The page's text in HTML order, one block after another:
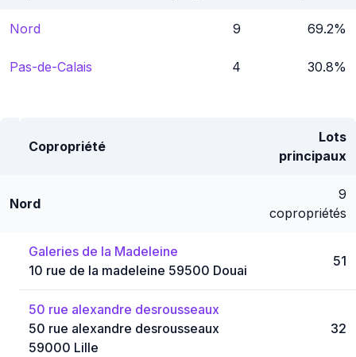
Nord 9 69.2%
Pas-de-Calais 4 30.8%
Copropriété
Lots
principaux
Nord
9
copropriétés
Galeries de la Madeleine
10 rue de la madeleine 59500 Douai
51
50 rue alexandre desrousseaux
50 rue alexandre desrousseaux
59000 Lille
32